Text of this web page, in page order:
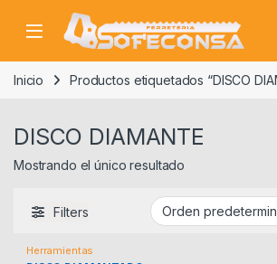
Skip to navigation
Skip to content
Inicio Productos etiquetados “DISCO
DISCO DIAMANTE
Mostrando el único resultado
Filters
Herramientas